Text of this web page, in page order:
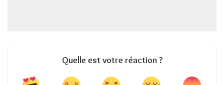
Quelle est votre réaction ?